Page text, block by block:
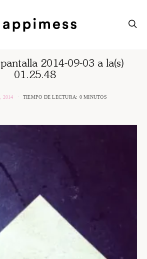
2014-09-03 a la(s)
01.25.48
2014 TIEMPO DE LECTURA: 0 MINUTOS